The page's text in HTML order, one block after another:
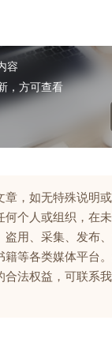
容
，方可查看
章，如无特殊说明
何个人或组织，在
盗用、采集、发布
籍等各类媒体平台
合法权益，可联系